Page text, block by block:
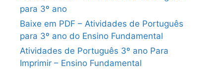
para 3º ano
Baixe em PDF – Atividades de Português
para 3º ano do Ensino Fundamental
Atividades de Português 3º ano Para
Imprimir – Ensino Fundamental